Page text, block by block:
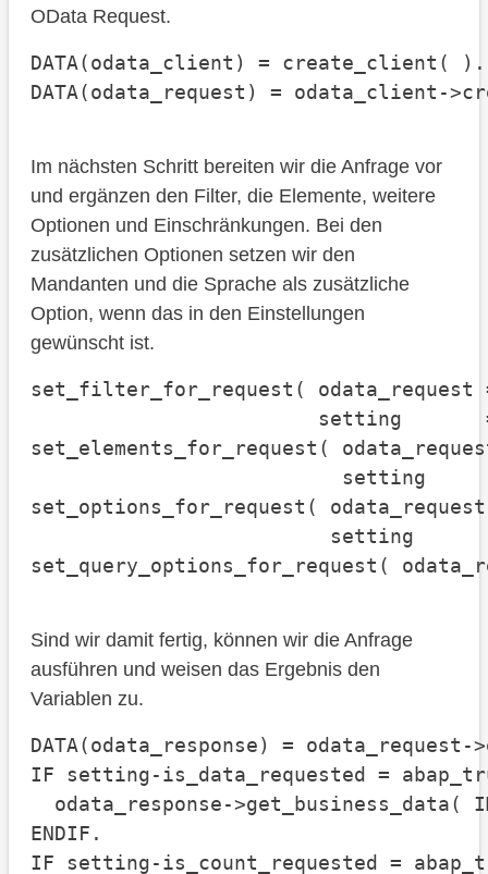
OData Request.
DATA(odata_client) = create_client( ).
DATA(odata_request) = odata_client-
Im nächsten Schritt bereiten wir die Anfrage vor
und ergänzen den Filter, die Elemente, weitere
Optionen und Einschränkungen. Bei den
zusätzlichen Optionen setzen wir den
Mandanten und die Sprache als zusätzliche
Option, wenn das in den Einstellungen
gewünscht ist.
set_filter_for_request( odata_request
setting       =
set_elements_for_request(
setting       =
set_options_for_request(
setting       =
set_query_options_for_request(
Sind wir damit fertig, können wir die Anfrage
ausführen und weisen das Ergebnis den
Variablen zu.
DATA(odata_response) =
IF setting-is_data_requested =
odata_response->get_business_data(
ENDIF.
IF setting-is_count_requested =